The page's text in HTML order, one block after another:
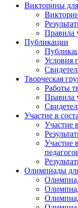
Викторины
Правила
Публикации
Условия
Творческая
Работы
Правила
Участие в
Участие
Участие
Олимпиады
Организация
Нажимая на